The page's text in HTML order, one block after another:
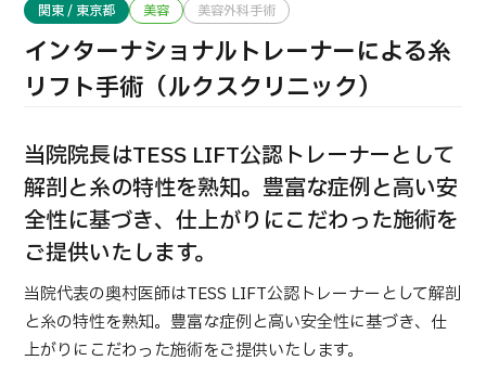
TOP
国際セカンドオピニオンパッケージ （湘南鎌倉総合病院）
治療 治療
関東 / 東京都 美容 美容外科手術
インターナショナルトレーナーによる糸
リフト手術（ルクスクリニック）
当院院長はTESS LIFT公認トレーナーとして
解剖と糸の特性を熟知。豊富な症例と高い安
全性に基づき、仕上がりにこだわった施術を
ご提供いたします。
当院代表の奥村医師はTESS LIFT公認トレーナーとして解剖
と糸の特性を熟知。豊富な症例と高い安全性に基づき、仕
上がりにこだわった施術をご提供いたします。